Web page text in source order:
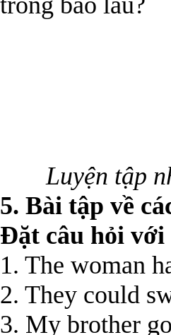
Luyện tập
5. Bài tập về
Đặt câu hỏi với
1. The woman
2. They could
3. My brother